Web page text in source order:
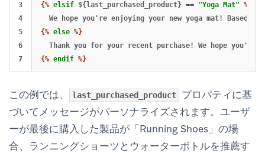
3
4
5
6
{% elsif ${last_purchased_product} == "Yoga Mat" %}
{% else %}
{% endif %}
この例では、 last_purchased_product
プロパティに基
づいてメッセージがパーソナライズされます。ユーザ
ーが最後に購入した製品が「Running Shoes」の場
合、ランニングショーツとウォーターボトルを推薦す